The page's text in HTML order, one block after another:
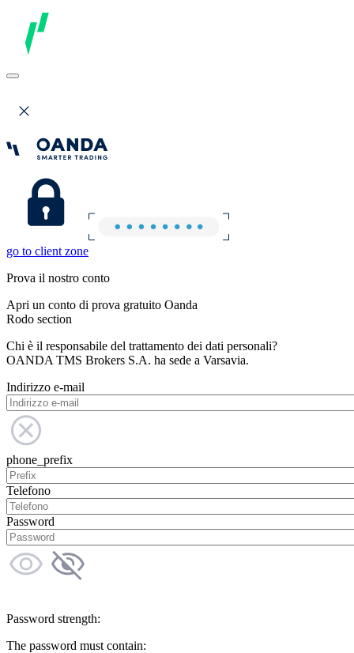
go to client zone
Prova il nostro conto
Apri un conto di prova gratuito Oanda
Rodo section
Chi è il responsabile del trattamento dei dati personali?
OANDA TMS Brokers S.A. ha sede a Varsavia.
Indirizzo e-mail
phone_prefix
Telefono
Password
Password strength:
The password must contain: